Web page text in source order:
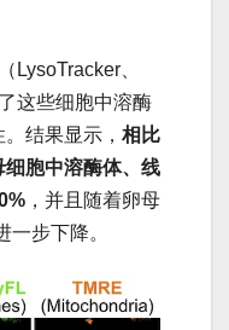
LysoTracker、
这些细胞中溶酶
结果显示， 相比
胞中溶酶体、线
，并且随着卵母
一步下降。